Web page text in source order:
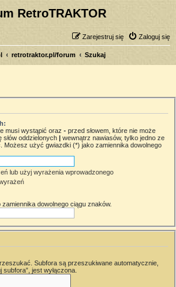
RetroTRAKTOR
Zaloguj się
Zarejestruj się
retrotraktor.pl/forum Szukaj
musi wystąpić oraz - przed słowem, które nie może
oddzielonych | wewnątrz nawiasów, tylko jedno ze
Możesz użyć gwiazdki (*) jako zamiennika dowolnego
lub użyj wyrażenia wprowadzonego
dowolnego ciągu znaków.
Subfora są przeszukiwane automatycznie,
jest wyłączona.